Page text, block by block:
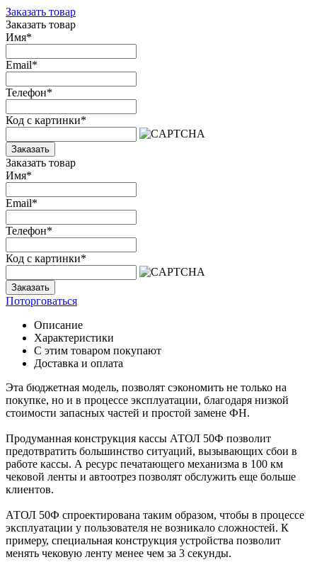
Заказать товар
Заказать товар
Имя*
Email*
Телефон*
Код с картинки*
Заказать
Заказать товар
Имя*
Email*
Телефон*
Код с картинки*
Заказать
Поторговаться
Описание
Характеристики
С этим товаром покупают
Доставка и оплата
Эта бюджетная модель, позволят сэкономить не только на
покупке, но и в процессе эксплуатации, благодаря низкой
стоимости запасных частей и простой замене ФН.
Продуманная конструкция кассы АТОЛ 50Ф позволит
предотвратить большинство ситуаций, вызывающих сбои в
работе кассы. А ресурс печатающего механизма в 100 км
чековой ленты и автоотрез позволят обслужить еще больше
клиентов.
АТОЛ 50Ф спроектирована таким образом, чтобы в процессе
эксплуатации у пользователя не возникало сложностей. К
примеру, специальная конструкция устройства позволит
менять чековую ленту менее чем за 3 секунды.